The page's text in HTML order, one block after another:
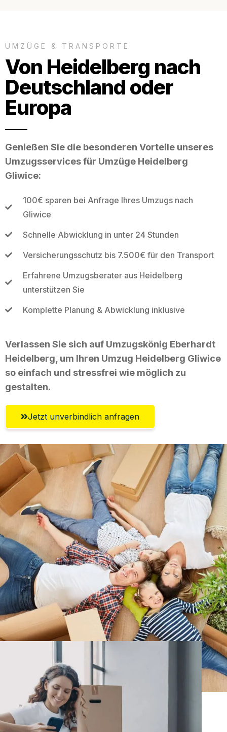
UMZÜGE & TRANSPORTE
Von Heidelberg nach
Deutschland oder
Europa
Genießen Sie die besonderen Vorteile unseres
Umzugsservices für Umzüge Heidelberg
Gliwice:
100€ sparen bei Anfrage Ihres Umzugs nach
Gliwice
Schnelle Abwicklung in unter 24 Stunden
Versicherungsschutz bis 7.500€ für den Transport
Erfahrene Umzugsberater aus Heidelberg
unterstützen Sie
Komplette Planung & Abwicklung inklusive
Verlassen Sie sich auf Umzugskönig Eberhardt
Heidelberg, um Ihren Umzug Heidelberg Gliwice
so einfach und stressfrei wie möglich zu
gestalten.
Jetzt unverbindlich anfragen